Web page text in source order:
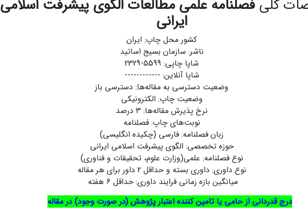
کلیفصلنامه علمی مطالعات الگوی پیشرفت اسلامی
ایرانی
کشور محل چاپ: ایران
ناشر: سازمان بسیج اساتید
شاپا چاپی: 5599-2329
شاپا آنلاین: ------------
وضعیت دسترسی به مقاله‌ها: دسترسی باز
وضعیت چاپ: الکترونیکی
نرخ پذیرش مقاله‌ها: 3 درصد
نوبت‌های چاپ: فصلنامه
زبان فصلنامه: فارسی (چکیده انگلیسی)
حوزه تخصصی: الگوی پیشرفت اسلامی ایرانی
نوع فصلنامه: علمی(وزارت علوم، تحقیقات و فناوری)
نوع داوری: داوری بسته و حداقل 2 داور برای هر مقاله
میانگین بازه زمانی فرایند داوری: حداقل 6 هفته
درج قدردانی از حامی یا تامین کننده اعتبار پژوهش (در صورت وجود) در مقاله